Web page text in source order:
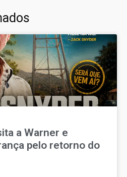
a Warner e
pelo retorno do